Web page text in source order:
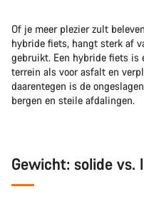
Of je meer plezier zult
hybride fiets, hangt sterk af
gebruikt. Een hybride fiets is
terrein als voor asfalt en
daarentegen is de
bergen en steile afdalingen.
Gewicht: solide vs.